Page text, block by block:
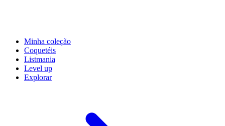
Minha coleção
Coquetéis
Listmania
Level up
Explorar